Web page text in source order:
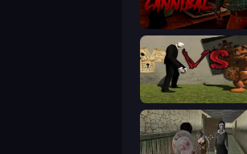
911: Cannibal